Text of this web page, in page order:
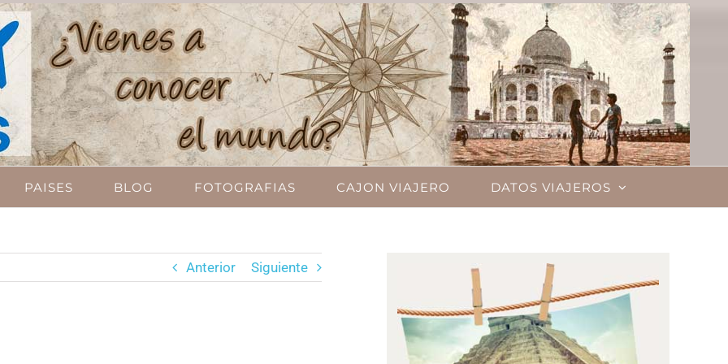
PAISES BLOG FOTOGRAFIAS CAJON VIAJERO DATOS VIAJEROS
Anterior Siguiente